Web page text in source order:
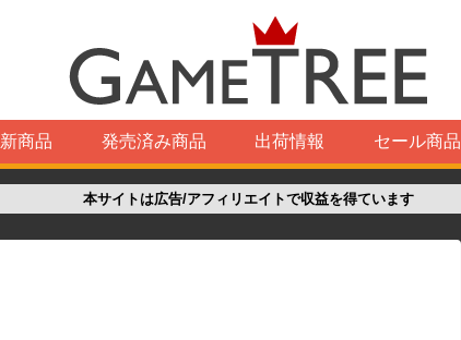
新商品 発売済み商品 出荷情報 セール商品
本サイトは広告/アフィリエイトで収益を得ています